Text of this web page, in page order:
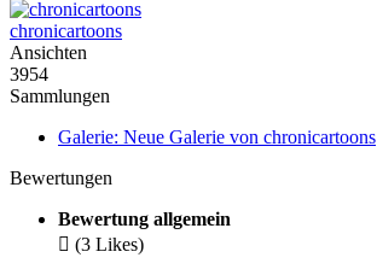
chronicartoons
Ansichten
3954
Sammlungen
Galerie: Neue Galerie von chronicartoons
Bewertungen
Bewertung allgemein
 (3 Likes)